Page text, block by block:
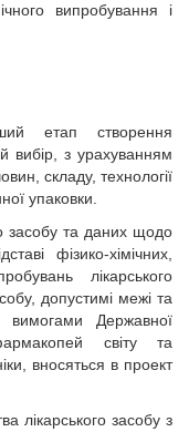
випробування і
етап створення
вибір, з урахуванням
складу, технології
упаковки.
засобу та даних щодо
фізико-хімічних,
лікарського
допустимі межі та
вимогами Державної
світу та
вносяться в проект
лікарського засобу з